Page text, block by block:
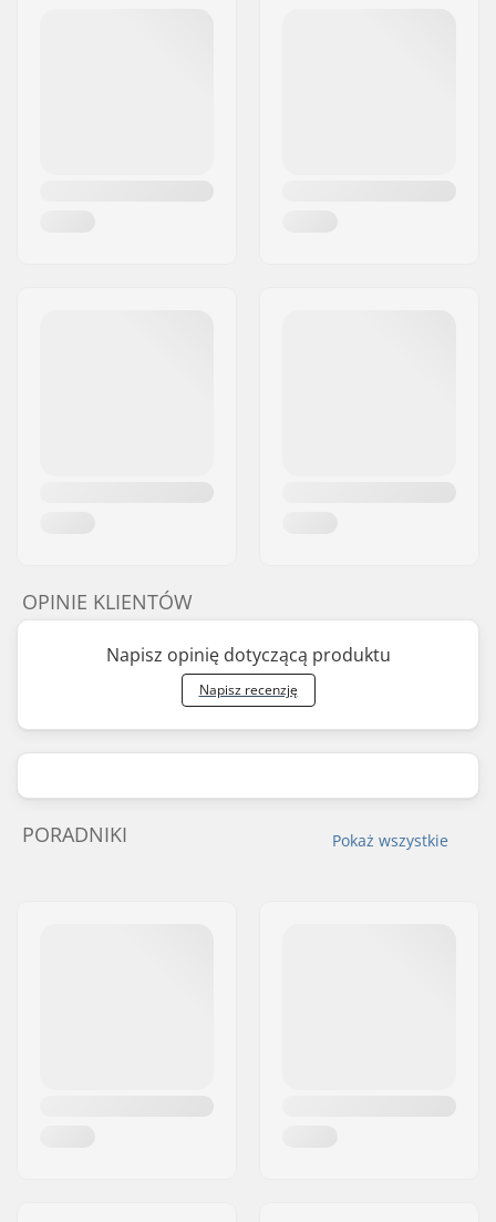
OPINIE KLIENTÓW
Napisz opinię dotyczącą produktu
Napisz recenzję
Pokaż wszystkie
PORADNIKI